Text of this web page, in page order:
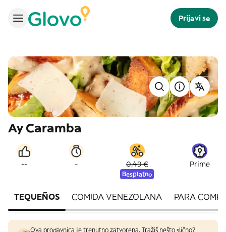
Prijavi se
Ay Caramba
-- - 0,49 €
Besplatno
Prime
TEQUEÑOS COMIDA VENEZOLANA PARA
Ova prodavnica je trenutno zatvorena. Tražiš nešto slično?